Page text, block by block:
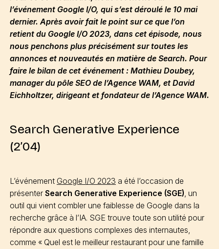
l’événement Google I/O, qui s’est déroulé le 10 mai
dernier. Après avoir fait le point sur ce que l’on
retient du Google I/O 2023, dans cet épisode, nous
nous penchons plus précisément sur toutes les
annonces et nouveautés en matière de Search. Pour
faire le bilan de cet événement : Mathieu Doubey,
manager du pôle SEO de l’Agence WAM, et David
Eichholtzer, dirigeant et fondateur de l’Agence WAM.
Search Generative Experience
(2’04)
L’événement Google I/O 2023 a été l’occasion de
présenter Search Generative Experience (SGE), un
outil qui vient combler une faiblesse de Google dans la
recherche grâce à l’IA. SGE trouve toute son utilité pour
répondre aux questions complexes des internautes,
comme « Quel est le meilleur restaurant pour une famille